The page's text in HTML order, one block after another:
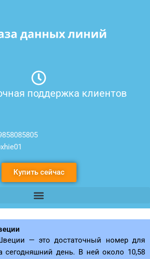
поддержка клиентов
Купить сейчас
— это достаточный номер для
сегодняшний день. В ней около 10,58